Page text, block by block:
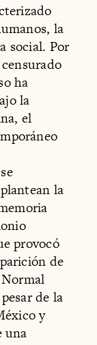
la
social. Por
ha
la
el
la
provocó
de
de la
y
una